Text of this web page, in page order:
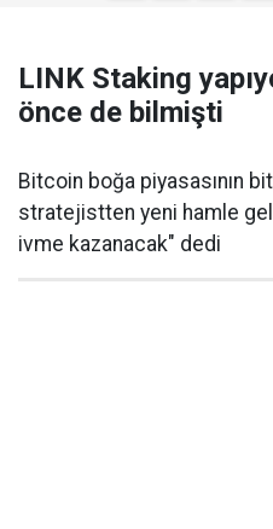
LINK Staking
önce de bilmişti
Bitcoin boğa piyasasının
stratejistten yeni hamle
ivme kazanacak" dedi